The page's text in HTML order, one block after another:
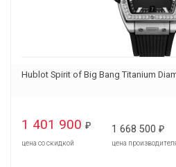
Hublot Spirit of Big Bang Titanium
1 401 900 ₽
цена со скидкой
1 668 500 ₽
цена